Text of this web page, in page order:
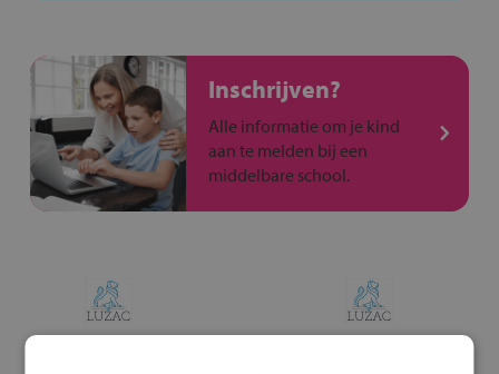
Inschrijven?
Alle informatie om je kind
aan te melden bij een
middelbare school.